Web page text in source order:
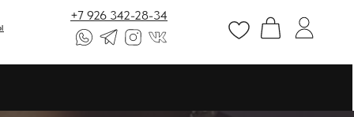
+7 926 342-28-34